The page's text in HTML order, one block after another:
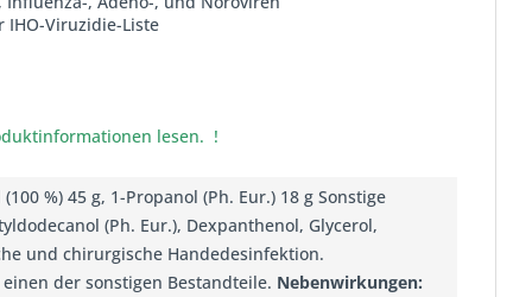
IHO-Viruzidie-Liste
lesen. !
%) 45 g, 1-Propanol (Ph. Eur.) 18 g Sonstige
(Ph. Eur.), Dexpanthenol, Glycerol,
und chirurgische Handedesinfektion.
der sonstigen Bestandteile. Nebenwirkungen: